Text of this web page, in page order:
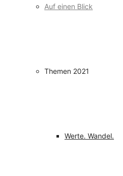
Auf einen Blick
Themen 2021
Werte. Wandel.